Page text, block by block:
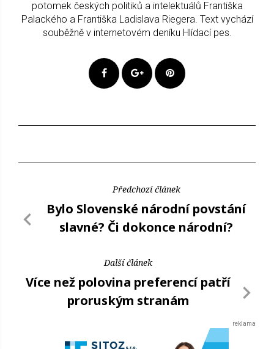
potomek českých politiků a intelektuálů Františka
Palackého a Františka Ladislava Riegera. Text vychází
souběžně v internetovém deníku Hlídací pes.
Předchozí článek
Bylo Slovenské národní povstání
slavné? Či dokonce národní?
Další článek
Více než polovina preferencí patří
proruským stranám